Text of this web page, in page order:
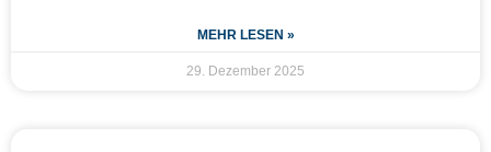
MEHR LESEN »
29. Dezember 2025